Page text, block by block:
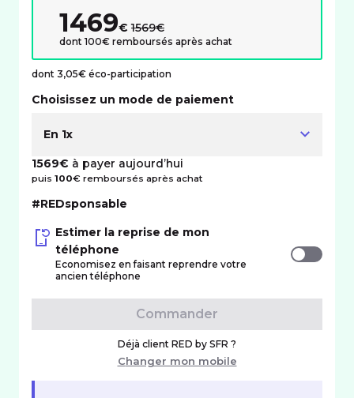
1469€ 1569€
dont 100€ remboursés après achat
dont 3,05€ éco-participation
Choisissez un mode de paiement
En 1x
1569€ à payer aujourd’hui
puis 100€ remboursés après achat
#REDsponsable
Estimer la reprise de mon
téléphone
Economisez en faisant reprendre votre
ancien téléphone
Commander
Déjà client RED by SFR ?
Changer mon mobile